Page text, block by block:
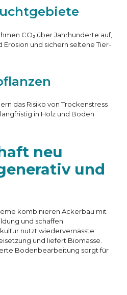
CO₂ über Jahrhunderte auf,
und sichern seltene Tier-
das Risiko von Trockenstress
in Holz und Boden
neu
und
kombinieren Ackerbau mit
und schaffen
nutzt wiedervernässte
und liefert Biomasse.
Bodenbearbeitung sorgt für